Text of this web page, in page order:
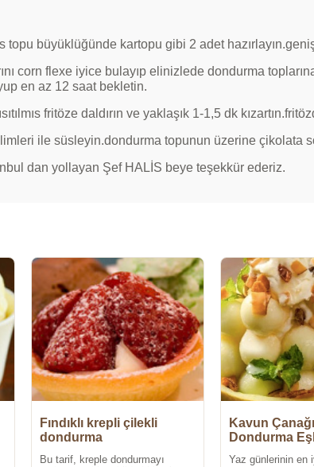
topu büyüklüğünde kartopu gibi 2 adet
corn flexe iyice bulayıp elinizlede dondurma
en az 12 saat bekletin.
fritöze daldırın ve yaklaşık 1-1,5 dk
ile süsleyin.dondurma topunun üzerine
dan yollayan Şef HALİS beye teşekkür ederiz.
Fındıklı krepli çilekli
dondurma
Bu tarif, kreple dondurmayı
Kavun
Dondurma
Yaz günlerinin en